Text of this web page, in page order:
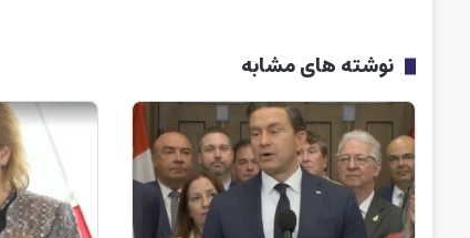
نوشته های مشابه